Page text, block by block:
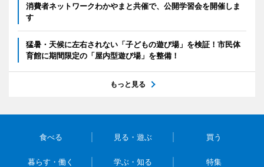
消費者ネットワークわかやまと共催で、公開学習会を開催しま
す
猛暑・天候に左右されない「子どもの遊び場」を検証！市民体
育館に期間限定の「屋内型遊び場」を整備！
もっと見る
食べる 見る・遊ぶ 買う
暮らす・働く 学ぶ・知る 特集